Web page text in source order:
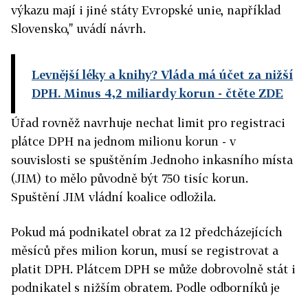
výkazu mají i jiné státy Evropské unie, například
Slovensko," uvádí návrh.
Levnější léky a knihy? Vláda má účet za nižší
DPH. Minus 4,2 miliardy korun - čtěte ZDE
Úřad rovněž navrhuje nechat limit pro registraci
plátce DPH na jednom milionu korun - v
souvislosti se spuštěním Jednoho inkasního místa
(JIM) to mělo původně být 750 tisíc korun.
Spuštění JIM vládní koalice odložila.
Pokud má podnikatel obrat za 12 předcházejících
měsíců přes milion korun, musí se registrovat a
platit DPH. Plátcem DPH se může dobrovolně stát i
podnikatel s nižším obratem. Podle odborníků je